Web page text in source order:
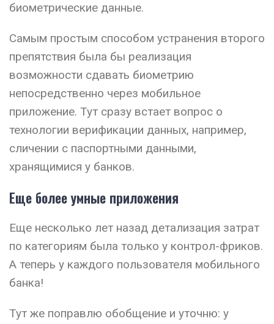
биометрические данные.
Самым простым способом устранения второго
препятствия была бы реализация
возможности сдавать биометрию
непосредственно через мобильное
приложение. Тут сразу встает вопрос о
технологии верификации данных, например,
сличении с паспортными данными,
хранящимися у банков.
Еще более умные приложения
Еще несколько лет назад детализация затрат
по категориям была только у контрол-фриков.
А теперь у каждого пользователя мобильного
банка!
Тут же поправлю обобщение и уточню: у